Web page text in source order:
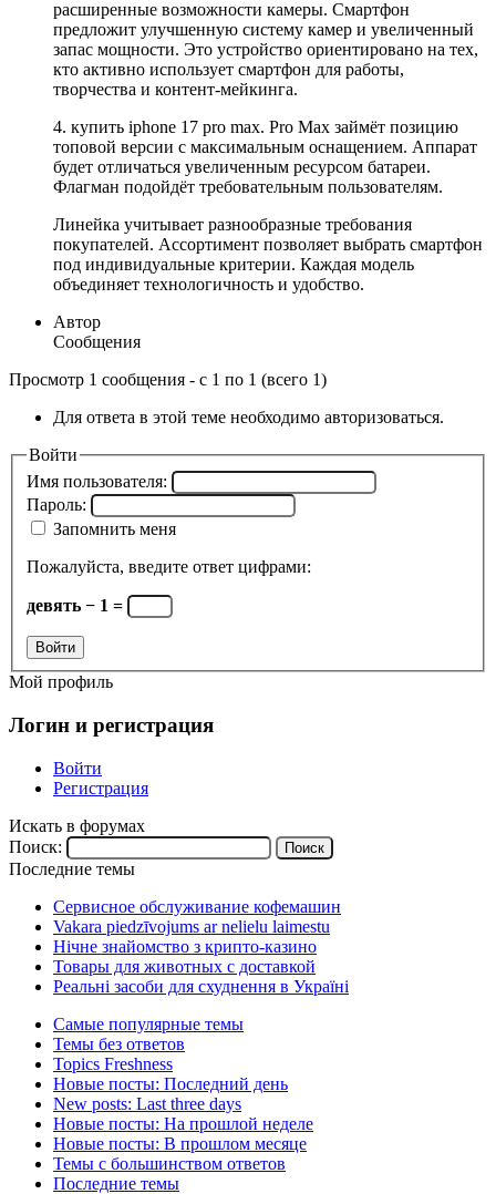
расширенные возможности камеры. Смартфон
предложит улучшенную систему камер и увеличенный
запас мощности. Это устройство ориентировано на тех,
кто активно использует смартфон для работы,
творчества и контент-мейкинга.
4. купить iphone 17 pro max. Pro Max займёт позицию
топовой версии с максимальным оснащением. Аппарат
будет отличаться увеличенным ресурсом батареи.
Флагман подойдёт требовательным пользователям.
Линейка учитывает разнообразные требования
покупателей. Ассортимент позволяет выбрать смартфон
под индивидуальные критерии. Каждая модель
объединяет технологичность и удобство.
Автор
Сообщения
Просмотр 1 сообщения - с 1 по 1 (всего 1)
Для ответа в этой теме необходимо авторизоваться.
Войти
Имя пользователя:
Пароль:
Запомнить меня
Пожалуйста, введите ответ цифрами:
девять − 1 =
Войти
Мой профиль
Логин и регистрация
Войти
Регистрация
Искать в форумах
Поиск:
Последние темы
Сервисное обслуживание кофемашин
Vakara piedzīvojums ar nelielu laimestu
Нічне знайомство з крипто-казино
Товары для животных с доставкой
Реальні засоби для схуднення в Україні
Самые популярные темы
Темы без ответов
Topics Freshness
Новые посты: Последний день
New posts: Last three days
Новые посты: На прошлой неделе
Новые посты: В прошлом месяце
Темы с большинством ответов
Последние темы